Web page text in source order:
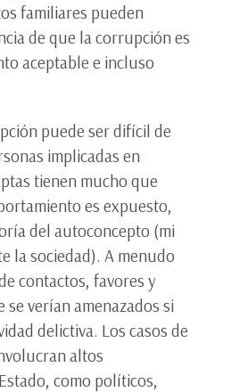
familiares pueden
de que la corrupción es
aceptable e incluso
puede ser difícil de
implicadas en
tienen mucho que
es expuesto,
del autoconcepto (mi
la sociedad). A menudo
contactos, favores y
se verían amenazados si
delictiva. Los casos de
altos
como políticos,